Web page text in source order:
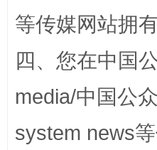
站台名比不上好声
等传媒网站拥
四、您在中国
media/中国公
system news